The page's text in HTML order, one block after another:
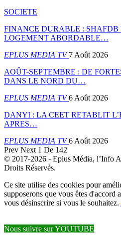
SOCIETE
FINANCE DURABLE :
LOGEMENT ABORDABLE…
EPLUS MEDIA TV7 Août 2026
AOÛT-SEPTEMBRE : DE
DANS LE NORD DU…
EPLUS MEDIA TV6 Août 2026
DANYI : LA CEET RETABLIT
APRES…
EPLUS MEDIA TV6 Août 2026
Prev Next 1 De 142
© 2017-2026 - Eplus Média, l’Info
Droits Réservés.
Ce site utilise des cookies pour
supposerons que vous êtes d'accord
vous désinscrire si vous le souhaitez.
Nous suivre sur YOUTUBE